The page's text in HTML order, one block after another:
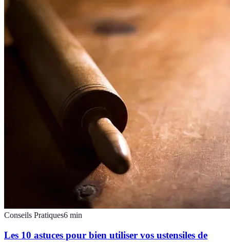
Conseils Pratiques6 min
Les 10 astuces pour bien utiliser vos ustensiles de